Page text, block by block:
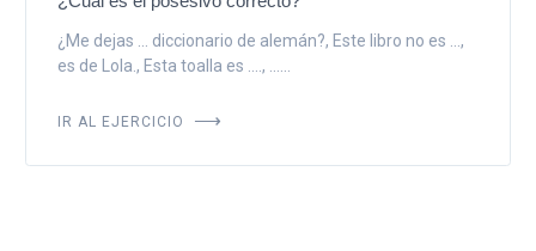
¿Me dejas ... diccionario de alemán?, Este libro no es ...,
es de Lola., Esta toalla es ...., ......
IR AL EJERCICIO